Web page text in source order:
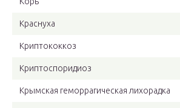
Краснуха
Криптококкоз
Криптоспоридиоз
Крымская геморрагическая лихорадка